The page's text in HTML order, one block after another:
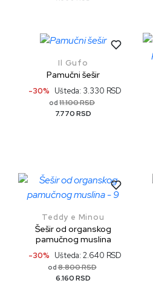
Il Gufo
Pamučni šešir
-30% Ušteda: 3.330 RSD
od 11.100 RSD
7.770 RSD
Teddy e Minou
Šešir od organskog
pamučnog muslina
-30% Ušteda: 2.640 RSD
od8.800 RSD
6.160 RSD